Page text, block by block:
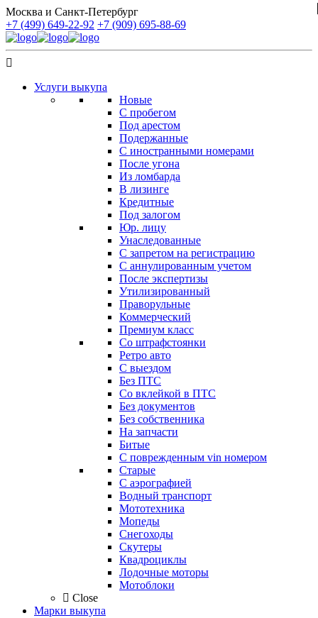
Москва и Санкт-Петербург
+7 (499) 649-22-92 +7 (909) 695-88-69
Услуги выкупа
Новые
С пробегом
Под арестом
Подержанные
С иностранными номерами
После угона
Из ломбарда
В лизинге
Кредитные
Под залогом
Юр. лицу
Унаследованные
С запретом на регистрацию
С аннулированным учетом
После экспертизы
Утилизированный
Праворульные
Коммерческий
Премиум класс
Со штрафстоянки
Ретро авто
С выездом
Без ПТС
Со вклейкой в ПТС
Без документов
Без собственника
На запчасти
Битые
С поврежденным vin номером
Старые
С аэрографией
Водный транспорт
Мототехника
Мопеды
Снегоходы
Скутеры
Квадроциклы
Лодочные моторы
Мотоблоки
Close
Марки выкупа